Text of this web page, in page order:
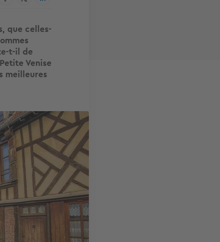
que celles-
t-il de
Venise
meilleures